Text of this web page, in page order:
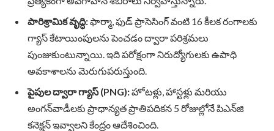
పారిశ్రామిక వృద్ధి:ఫార్మా, ఫుడ్ ప్రాసెసింగ్ వంటి 16 కీలక రంగాలకు
గ్యాస్ కేటాయింపులను పెంచడం ద్వారా పరిశ్రమలు
పుంజుకుంటున్నాయి. ఇది పరోక్షంగా నిరుద్యోగులకు ఉపాధి
అవకాశాలను మెరుగుపరుస్తుంది.
పైపుల ద్వారా గ్యాస్ (PNG):హోటళ్లు, హాస్టళ్లు మరియు
అంగన్‌వాడీలకు ప్రాధాన్యత ప్రాతిపదికన 5 రోజుల్లోనే పిఎన్‌జి
కనెక్షన్ ఇవ్వాలని కేంద్రం ఆదేశించింది.